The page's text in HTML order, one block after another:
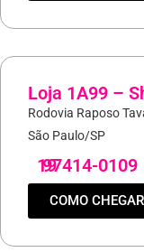
Loja 1A99 –
Rodovia Raposo
São Paulo/SP
19
97414-0109
COMO CHEGAR